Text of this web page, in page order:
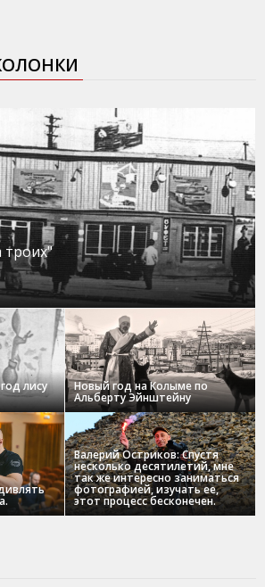
троих"
лису Новый год на Колыме по
Альберту Эйнштейну
Валерий Остриков: Спустя
несколько десятилетий, мне
так же интересно заниматься
фотографией, изучать ее,
этот процесс бесконечен.